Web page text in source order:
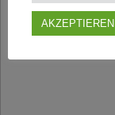
AKZEPTIEREN